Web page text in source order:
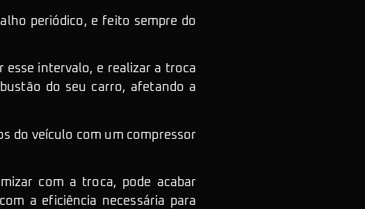
periódico, e feito sempre do
esse intervalo, e realizar a troca
do seu carro, afetando a
do veículo com um compressor
com a troca, pode acabar
a eficiência necessária para